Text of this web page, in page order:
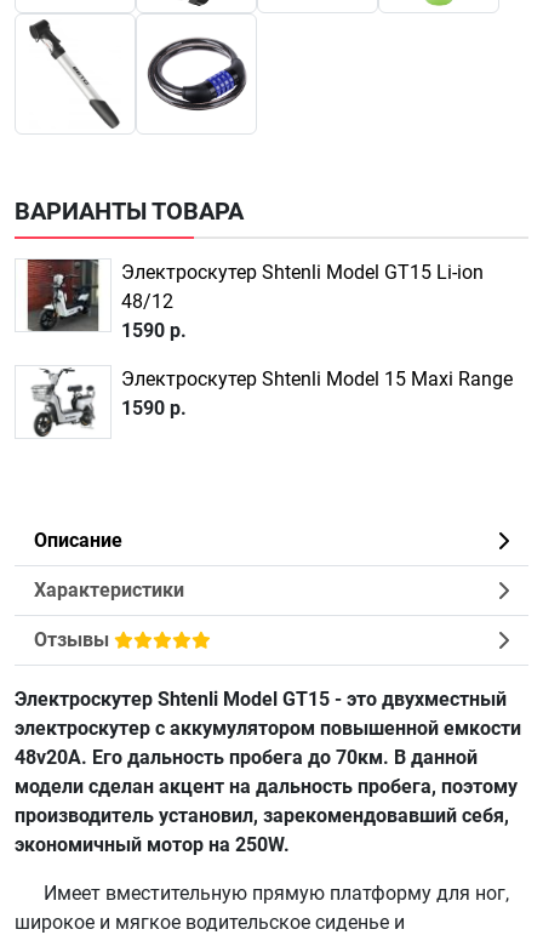
ВАРИАНТЫ ТОВАРА
Электроскутер Shtenli Model GT15 Li-ion
48/12
1590 р.
Электроскутер Shtenli Model 15 Maxi Range
1590 р.
Описание
Характеристики
Отзывы
Электроскутер Shtenli Model GT15 - это двухместный
электроскутер с аккумулятором повышенной емкости
48v20А. Его дальность пробега до 70км. В данной
модели сделан акцент на дальность пробега, поэтому
производитель установил, зарекомендовавший себя,
экономичный мотор на 250W.
Имеет вместительную прямую платформу для ног,
широкое и мягкое водительское сиденье и